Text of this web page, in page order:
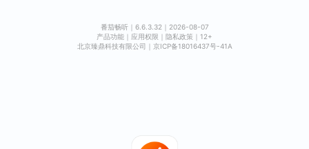
番茄畅听｜ 6.6.3.32 ｜ 2026-08-07
产品功能 ｜ 应用权限 ｜ 隐私政策 ｜ 12+
北京臻鼎科技有限公司 ｜ 京ICP备18016437号-41A